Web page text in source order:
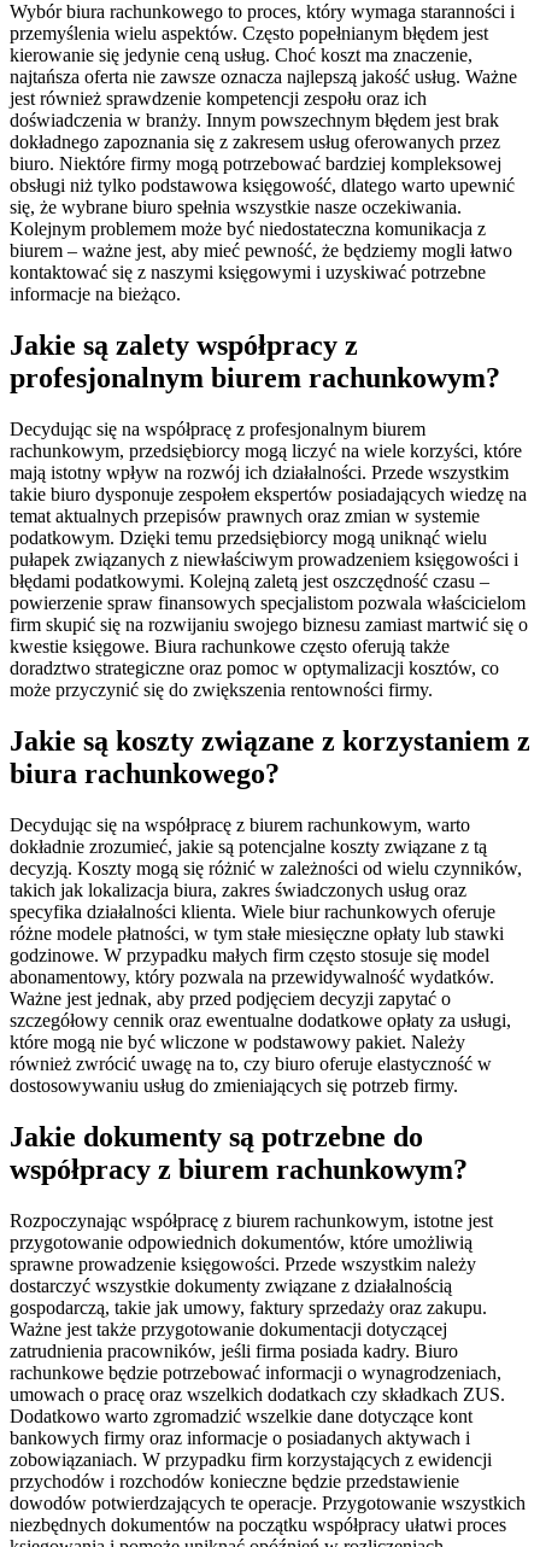
Wybór biura rachunkowego to proces, który wymaga staranności i
przemyślenia wielu aspektów. Często popełnianym błędem jest
kierowanie się jedynie ceną usług. Choć koszt ma znaczenie,
najtańsza oferta nie zawsze oznacza najlepszą jakość usług. Ważne
jest również sprawdzenie kompetencji zespołu oraz ich
doświadczenia w branży. Innym powszechnym błędem jest brak
dokładnego zapoznania się z zakresem usług oferowanych przez
biuro. Niektóre firmy mogą potrzebować bardziej kompleksowej
obsługi niż tylko podstawowa księgowość, dlatego warto upewnić
się, że wybrane biuro spełnia wszystkie nasze oczekiwania.
Kolejnym problemem może być niedostateczna komunikacja z
biurem – ważne jest, aby mieć pewność, że będziemy mogli łatwo
kontaktować się z naszymi księgowymi i uzyskiwać potrzebne
informacje na bieżąco.
Jakie są zalety współpracy z
profesjonalnym biurem rachunkowym?
Decydując się na współpracę z profesjonalnym biurem
rachunkowym, przedsiębiorcy mogą liczyć na wiele korzyści, które
mają istotny wpływ na rozwój ich działalności. Przede wszystkim
takie biuro dysponuje zespołem ekspertów posiadających wiedzę na
temat aktualnych przepisów prawnych oraz zmian w systemie
podatkowym. Dzięki temu przedsiębiorcy mogą uniknąć wielu
pułapek związanych z niewłaściwym prowadzeniem księgowości i
błędami podatkowymi. Kolejną zaletą jest oszczędność czasu –
powierzenie spraw finansowych specjalistom pozwala właścicielom
firm skupić się na rozwijaniu swojego biznesu zamiast martwić się o
kwestie księgowe. Biura rachunkowe często oferują także
doradztwo strategiczne oraz pomoc w optymalizacji kosztów, co
może przyczynić się do zwiększenia rentowności firmy.
Jakie są koszty związane z korzystaniem z
biura rachunkowego?
Decydując się na współpracę z biurem rachunkowym, warto
dokładnie zrozumieć, jakie są potencjalne koszty związane z tą
decyzją. Koszty mogą się różnić w zależności od wielu czynników,
takich jak lokalizacja biura, zakres świadczonych usług oraz
specyfika działalności klienta. Wiele biur rachunkowych oferuje
różne modele płatności, w tym stałe miesięczne opłaty lub stawki
godzinowe. W przypadku małych firm często stosuje się model
abonamentowy, który pozwala na przewidywalność wydatków.
Ważne jest jednak, aby przed podjęciem decyzji zapytać o
szczegółowy cennik oraz ewentualne dodatkowe opłaty za usługi,
które mogą nie być wliczone w podstawowy pakiet. Należy
również zwrócić uwagę na to, czy biuro oferuje elastyczność w
dostosowywaniu usług do zmieniających się potrzeb firmy.
Jakie dokumenty są potrzebne do
współpracy z biurem rachunkowym?
Rozpoczynając współpracę z biurem rachunkowym, istotne jest
przygotowanie odpowiednich dokumentów, które umożliwią
sprawne prowadzenie księgowości. Przede wszystkim należy
dostarczyć wszystkie dokumenty związane z działalnością
gospodarczą, takie jak umowy, faktury sprzedaży oraz zakupu.
Ważne jest także przygotowanie dokumentacji dotyczącej
zatrudnienia pracowników, jeśli firma posiada kadry. Biuro
rachunkowe będzie potrzebować informacji o wynagrodzeniach,
umowach o pracę oraz wszelkich dodatkach czy składkach ZUS.
Dodatkowo warto zgromadzić wszelkie dane dotyczące kont
bankowych firmy oraz informacje o posiadanych aktywach i
zobowiązaniach. W przypadku firm korzystających z ewidencji
przychodów i rozchodów konieczne będzie przedstawienie
dowodów potwierdzających te operacje. Przygotowanie wszystkich
niezbędnych dokumentów na początku współpracy ułatwi proces